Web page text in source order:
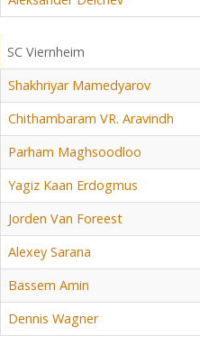
SC Viernheim
Shakhriyar Mamedyarov
Chithambaram VR. Aravindh
Parham Maghsoodloo
Yagiz Kaan Erdogmus
Jorden Van Foreest
Alexey Sarana
Bassem Amin
Dennis Wagner